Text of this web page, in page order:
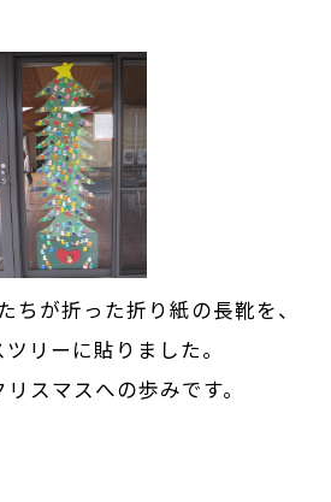
ちが折った折り紙の長靴を、
リーに貼りました。
スマスへの歩みです。